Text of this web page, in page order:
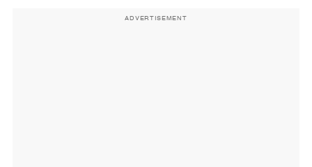
ADVERTISEMENT